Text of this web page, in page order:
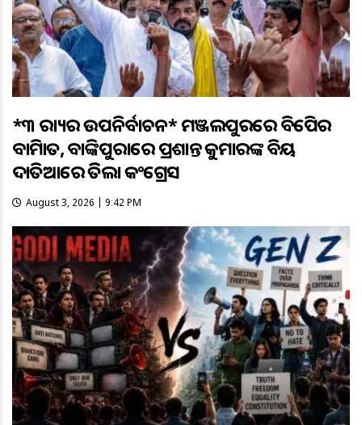
*୩ ରାଜ୍ୟର ଉପନିର୍ବାଚନ* ମଞ୍ଜଲପୁରରେ ବିଜେପିର
ବାଜିମାତ, ବାଙ୍କିପୁରାରେ ପ୍ରଶାନ୍ତ କୁମାରଙ୍କ ବିଜୟ
ଦାତିଆରେ ଜିତିଲା କଂଗ୍ରେସ
August 3, 2026 | 9:42 PM